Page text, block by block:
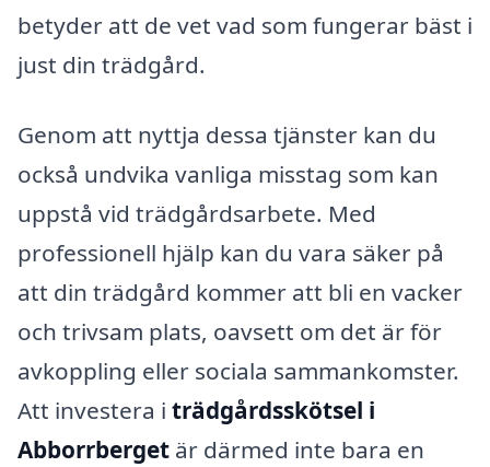
betyder att de vet vad som fungerar bäst i
just din trädgård.
Genom att nyttja dessa tjänster kan du
också undvika vanliga misstag som kan
uppstå vid trädgårdsarbete. Med
professionell hjälp kan du vara säker på
att din trädgård kommer att bli en vacker
och trivsam plats, oavsett om det är för
avkoppling eller sociala sammankomster.
Att investera i trädgårdsskötsel i
Abborrberget är därmed inte bara en